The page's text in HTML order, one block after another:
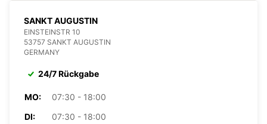
SANKT AUGUSTIN
EINSTEINSTR 10
53757 SANKT AUGUSTIN
GERMANY
24/7 Rückgabe
MO:
07:30 - 18:00
DI:
07:30 - 18:00